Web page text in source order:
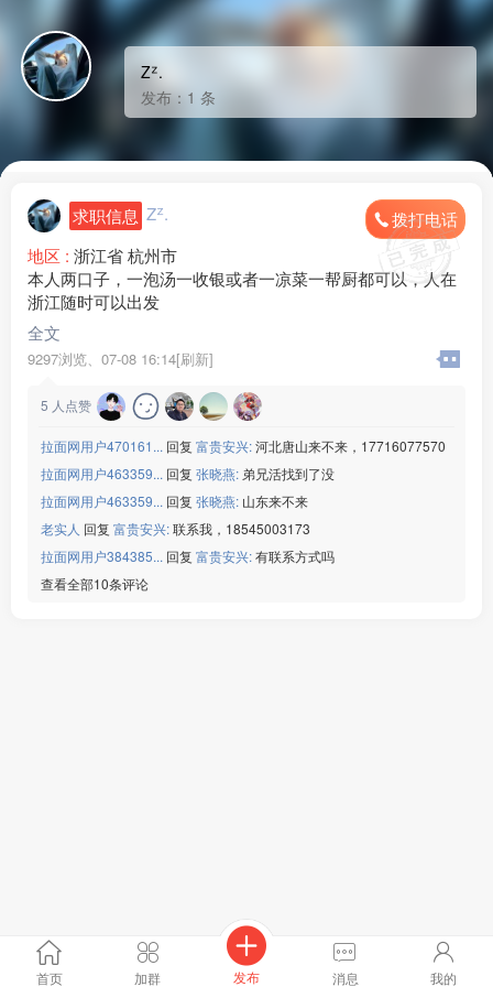
Zᙆ.
发布：1 条
求职信息 Zᙆ.
拨打电话
地区 : 浙江省 杭州市
本人两口子，一泡汤一收银或者一凉菜一帮厨都可以，人在
浙江随时可以出发
全文
9297浏览、 07-08 16:14[刷新]
5 人点赞
拉面网用户470161... 回复 富贵安兴:河北唐山来不来，17716077570
拉面网用户463359... 回复 张晓燕: 弟兄活找到了没
拉面网用户463359... 回复 张晓燕: 山东来不来
老实人 回复 富贵安兴:联系我，18545003173
拉面网用户384385... 回复 富贵安兴:有联系方式吗
查看全部10条评论
首页 加群 发布 消息 我的